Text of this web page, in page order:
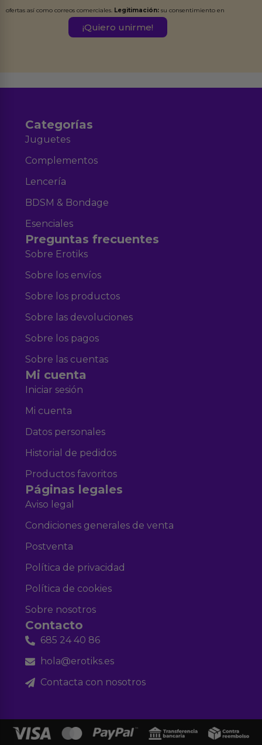
ofertas así como correos comerciales. Legitimación: su consentimiento en
Destinatarios:Ferran Roig Muñoz. Podrás ejercer tus
Categorías
Juguetes
Complementos
Lencería
BDSM & Bondage
Esenciales
Preguntas frecuentes
Sobre Erotiks
Sobre los envíos
Sobre los productos
Sobre las devoluciones
Sobre los pagos
Sobre las cuentas
Mi cuenta
Iniciar sesión
Mi cuenta
Datos personales
Historial de pedidos
Productos favoritos
Páginas legales
Aviso legal
Condiciones generales de venta
Postventa
Política de privacidad
Política de cookies
Sobre nosotros
Contacto
685 24 40 86
hola@erotiks.es
Contacta con nosotros